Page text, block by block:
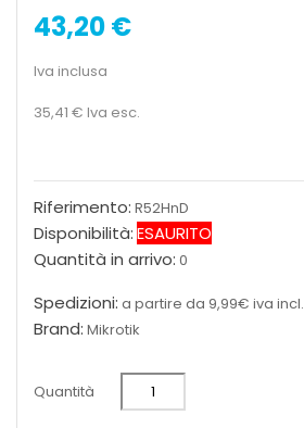
43,20 €
Iva inclusa
35,41 € Iva esc.
Riferimento: R52HnD
Disponibilità:ESAURITO
Quantità in arrivo: 0
Spedizioni: a partire da 9,99€ iva incl.
Brand: Mikrotik
Quantità